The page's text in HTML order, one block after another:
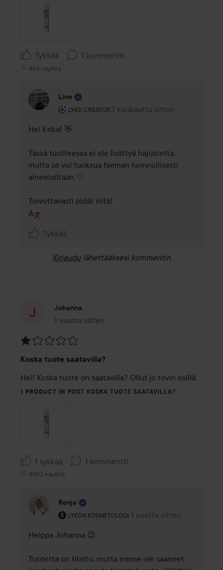
Tykkää 1 kommentti
404 näyttöä
Line
LYKO CREATOR
Käyttäjän rooli: Lyko Creator.
3 kuukautta sitten
Kommentti lisättiin 3
Hei Erika! 👋
Tässä tuotteessa ei ole lisättyä hajustetta,
mutta se voi tuoksua hieman luonnollisesti
ainesosiltaan 🤍
Toivottavasti pidät siitä!
Tykkää
Kirjaudu lähettääksesi kommentin
Johanna
1 vuotta sitten
Viesti luotiin 1 vuotta sitten
1
/
5
Koska tuote saatavilla?
Hei! Koska tuote on saatavilla? Ollut jo tovin esillä.
1 PRODUCT IN POST KOSKA TUOTE SAATAVILLA?
1 tykkää 1 kommentti
4503 näyttöä
Ronja
LYKON KOSMETOLOGI
Käyttäjän rooli: Lykon kosmetologi.
1 vuotta sitten
Kommentti lisättiin 1
Heippa Johanna 😊
Tuotetta on tilattu, mutta emme ole saaneet